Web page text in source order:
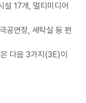
설 17개, 멀티미디어
공연장, 세탁실 등 편
다음 3가지(3E)이